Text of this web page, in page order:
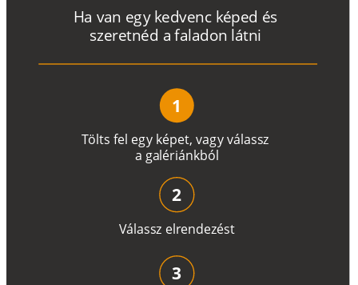
Tölts fel egy képet, vagyválassz
a galériánkból
Ha van egy kedvenc képed és
szeretnéd a faladon látni
1
Válassz elrendezést
2
3